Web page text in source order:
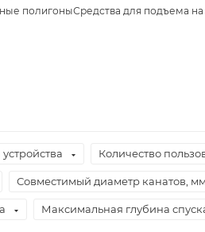
полигоныСредства для подъема
Количество
Совместимый диаметр канатов, мм
Максимальная глубина